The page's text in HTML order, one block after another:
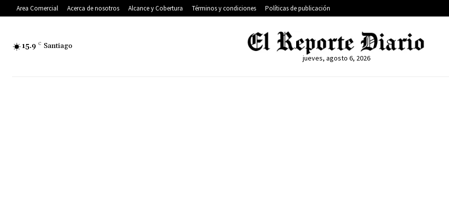
Area Comercial Acerca de nosotros Alcance y Cobertura Términos y condiciones Políticas de publicación
15.9 C Santiago
jueves, agosto 6, 2026